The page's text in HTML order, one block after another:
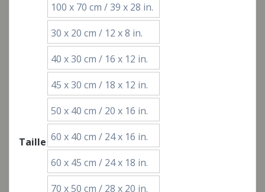
Taille
100 x 70 cm / 39 x 28 in.
30 x 20 cm / 12 x 8 in.
40 x 30 cm / 16 x 12 in.
45 x 30 cm / 18 x 12 in.
50 x 40 cm / 20 x 16 in.
60 x 40 cm / 24 x 16 in.
60 x 45 cm / 24 x 18 in.
70 x 50 cm / 28 x 20 in.